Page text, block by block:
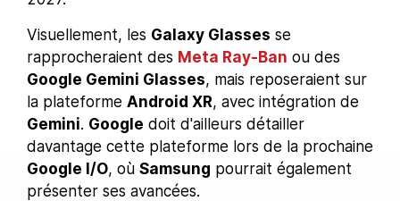
Visuellement, les Galaxy Glasses se
rapprocheraient des Meta Ray-Ban ou des
Google Gemini Glasses, mais reposeraient sur
la plateforme Android XR, avec intégration de
Gemini. Google doit d'ailleurs détailler
davantage cette plateforme lors de la prochaine
Google I/O, où Samsung pourrait également
présenter ses avancées.